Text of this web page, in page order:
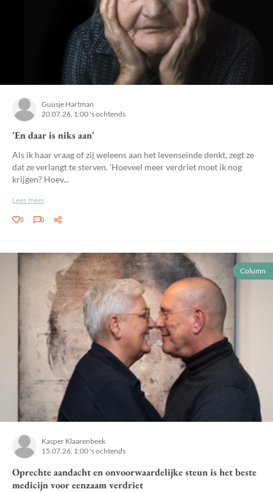
Guusje Hartman
20.07.26, 1:00 's ochtends
'En daar is niks aan'
Als ik haar vraag of zij weleens aan het levenseinde denkt, zegt ze
dat ze verlangt te sterven. 'Hoeveel meer verdriet moet ik nog
krijgen? Hoev...
Lees meer
0 0
Column
Kasper Klaarenbeek
15.07.26, 1:00 's ochtends
Oprechte aandacht en onvoorwaardelijke steun is het beste
medicijn voor eenzaam verdriet